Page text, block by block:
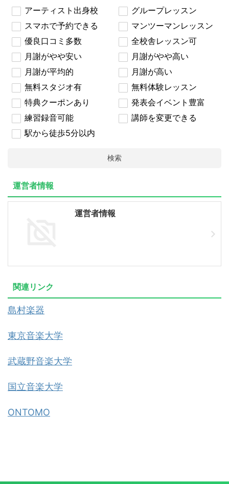
アーティスト出身校
グループレッスン
スマホで予約できる
マンツーマンレッスン
優良口コミ多数
全校舎レッスン可
月謝がやや安い
月謝がやや高い
月謝が平均的
月謝が高い
無料スタジオ有
無料体験レッスン
特典クーポンあり
発表会イベント豊富
練習録音可能
講師を変更できる
駅から徒歩5分以内
検索
運営者情報
運営者情報
関連リンク
島村楽器
東京音楽大学
武蔵野音楽大学
国立音楽大学
ONTOMO